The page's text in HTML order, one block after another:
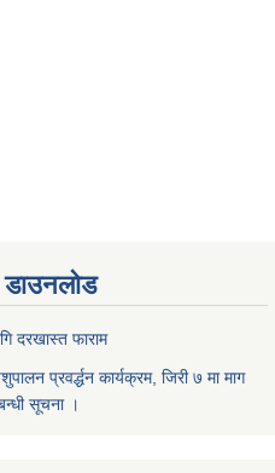
दरखास्त फाराम
प्रवर्द्धन कार्यक्रम, जिरी ७ मा माग
सूचना ।